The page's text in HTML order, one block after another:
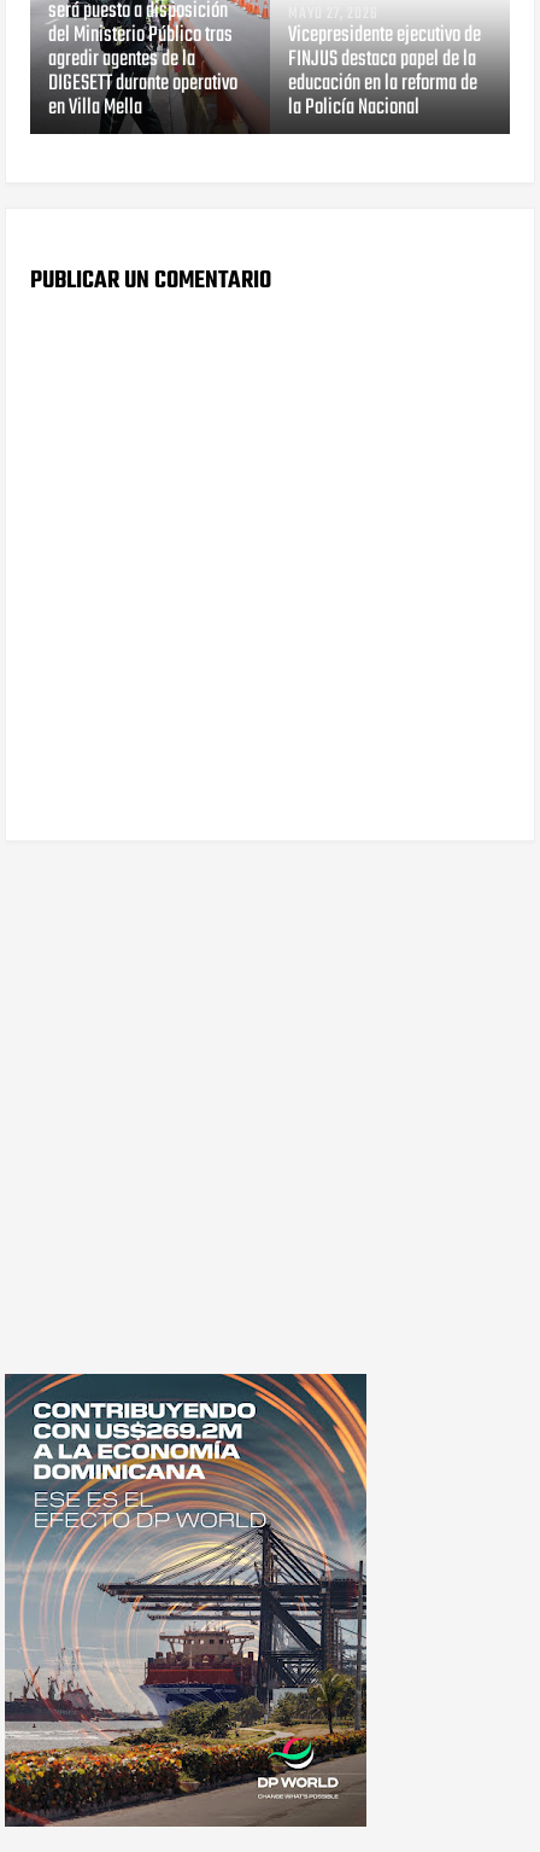
será puesto a disposición
del Ministerio Público tras
agredir agentes de la
DIGESETT durante operativo
en Villa Mella
MAYO 27, 2026
Vicepresidente ejecutivo de
FINJUS destaca papel de la
educación en la reforma de
la Policía Nacional
PUBLICAR UN COMENTARIO